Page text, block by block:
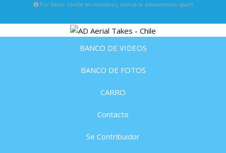
Por favor confie en nosotros, nunca le enviaremos spam
BANCO DE VIDEOS
BANCO DE FOTOS
CARRO
Contacto
Se Contribuidor